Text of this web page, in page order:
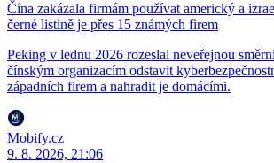
Čína zakázala firmám používat americký a
černé listině je přes 15 známých firem
Peking v lednu 2026 rozeslal neveřejnou
čínským organizacím odstavit
západních firem a nahradit je domácími.
Mobify.cz
9. 8. 2026, 21:06